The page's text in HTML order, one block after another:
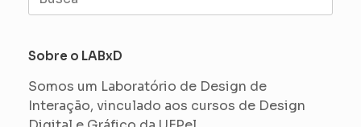
for:
Sobre o LABxD
Somos um Laboratório de Design de
Interação, vinculado aos cursos de Design